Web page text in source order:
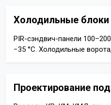
Холодильные блоки
PIR-сэндвич-панели
−35 °C. Холодильные
Проектирование